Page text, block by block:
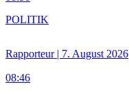
Rapporteur | 7. August 2026
08:46
POLITIK